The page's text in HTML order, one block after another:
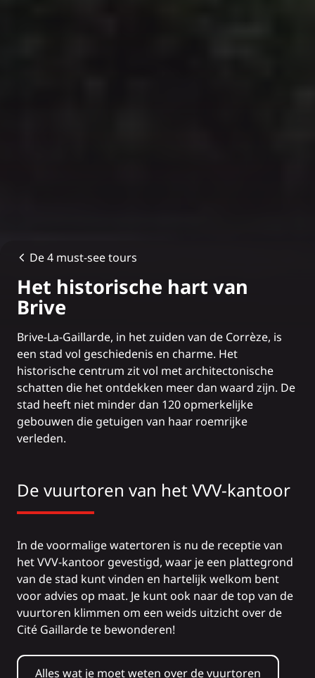
De 4 must-see tours
Het historische hart van
Brive
Brive-La-Gaillarde, in het zuiden van de Corrèze, is
een stad vol geschiedenis en charme. Het
historische centrum zit vol met architectonische
schatten die het ontdekken meer dan waard zijn. De
stad heeft niet minder dan 120 opmerkelijke
gebouwen die getuigen van haar roemrijke
verleden.
De vuurtoren van het VVV-kantoor
In de voormalige watertoren is nu de receptie van
het VVV-kantoor gevestigd, waar je een plattegrond
van de stad kunt vinden en hartelijk welkom bent
voor advies op maat. Je kunt ook naar de top van de
vuurtoren klimmen om een weids uitzicht over de
Cité Gaillarde te bewonderen!
Alles wat je moet weten over de vuurtoren